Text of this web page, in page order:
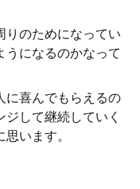
りのためになってい
うになるのかなって
に喜んでもらえるの
して継続していく
います。